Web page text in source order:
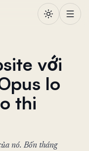
với
lo
thi
nó. Bốn tháng